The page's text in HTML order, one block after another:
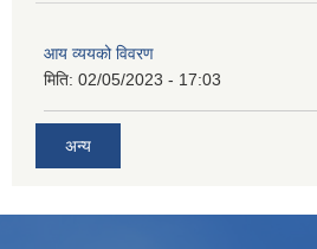
आय व्ययको विवरण
मिति: 02/05/2023 - 17:03
अन्य